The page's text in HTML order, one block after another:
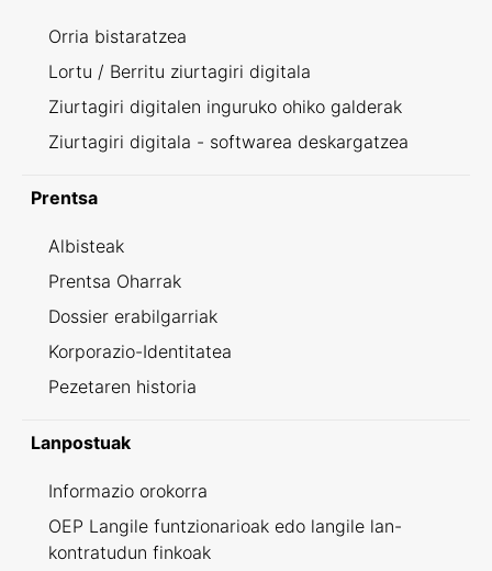
Orria bistaratzea
Lortu / Berritu ziurtagiri digitala
Ziurtagiri digitalen inguruko ohiko galderak
Ziurtagiri digitala - softwarea deskargatzea
Prentsa
Albisteak
Prentsa Oharrak
Dossier erabilgarriak
Korporazio-Identitatea
Pezetaren historia
Lanpostuak
Informazio orokorra
OEP Langile funtzionarioak edo langile lan-
kontratudun finkoak